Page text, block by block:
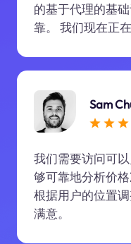
的基于代理的基
靠。 我们现在正
Sam
我们需要访问可
够可靠地分析价
根据用户的位置
满意。